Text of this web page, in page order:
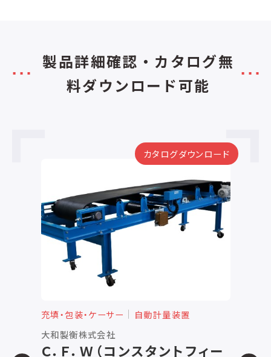
製品詳細確認・カタログ無
料ダウンロード可能
カタログダウンロード
充填・包装・ケーサー
自動計量装置
大和製衡株式会社
Ｃ．Ｆ．Ｗ（コンスタントフィー